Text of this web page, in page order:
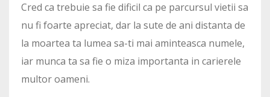
Cred ca trebuie sa fie dificil ca pe parcursul vietii sa
nu fi foarte apreciat, dar la sute de ani distanta de
la moartea ta lumea sa-ti mai aminteasca numele,
iar munca ta sa fie o miza importanta in carierele
multor oameni.